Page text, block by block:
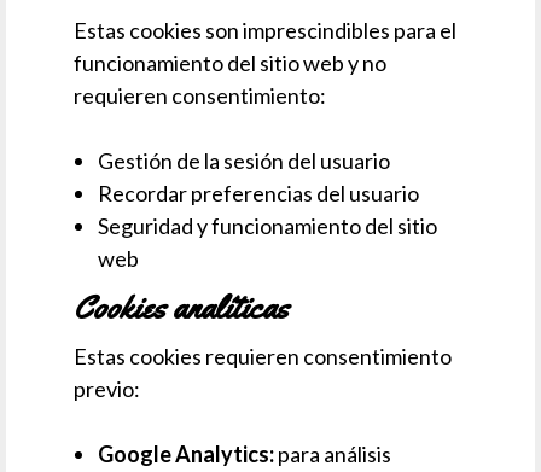
Estas cookies son imprescindibles para el
funcionamiento del sitio web y no
requieren consentimiento:
Gestión de la sesión del usuario
Recordar preferencias del usuario
Seguridad y funcionamiento del sitio
web
Cookies analíticas
Estas cookies requieren consentimiento
previo:
Google Analytics:para análisis